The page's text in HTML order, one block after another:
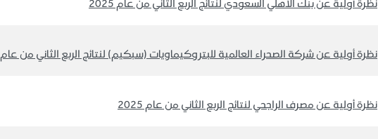
نظرة أولية عن بنك الأهلي السعودي لنتائج الربع الثاني من عام 2025
نظرة أولية عن شركة الصحراء العالمية للبتروكيماويات (سبكيم) لنتائج الربع الثاني من عام 2025
نظرة أولية عن مصرف الراجحي لنتائج الربع الثاني من عام 2025